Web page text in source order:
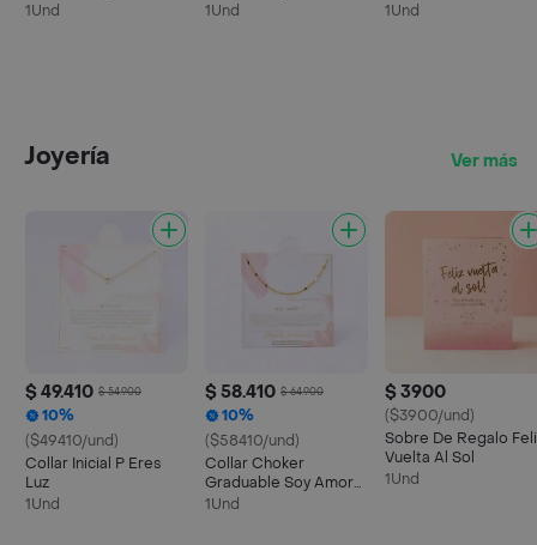
1Und
1Und
1Und
Joyería Ver más
$ 49.410 $ 54.900
10%
($49410/und)
Collar Inicial P Eres
Luz
1Und
$ 58.410 $ 64.900
10%
($58410/und)
Collar Choker
Graduable Soy Amor
Mini Corazones
1Und
$ 3900
($3900/und)
Sobre De Regalo
Vuelta Al Sol
1Und